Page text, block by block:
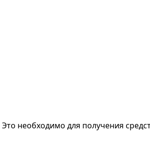
необходимо для получения